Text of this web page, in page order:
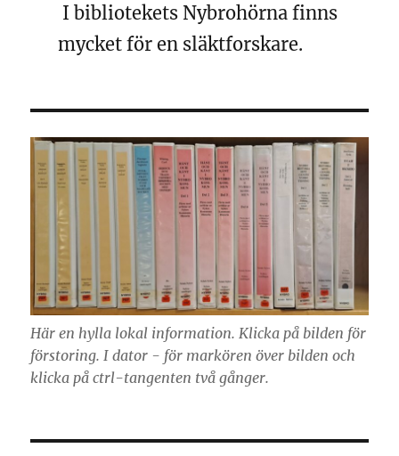
I bibliotekets Nybrohörna finns
mycket för en släktforskare.
Här en hylla lokal information. Klicka på bilden för
förstoring. I dator - för markören över bilden och
klicka på ctrl-tangenten två gånger.